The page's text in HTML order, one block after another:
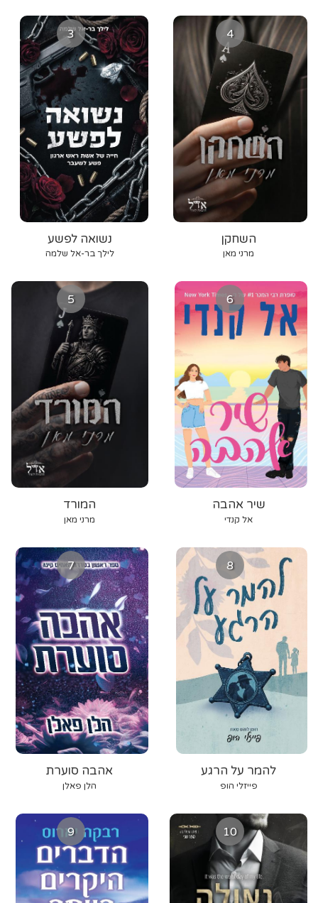
3
נשואה לפשע
לילך בר-אל שלמה
4
השחקן
מרני מאן
5
המורד
מרני מאן
6
שיר אהבה
אל קנדי
7
אהבה סוערת
הלן פאלן
8
להמר על הרגע
פייזלי הופ
9 10